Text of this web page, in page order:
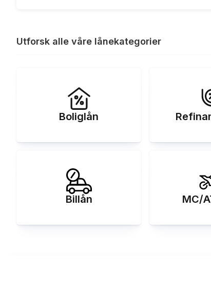
Renteeksempel:
Utforsk alle våre lånekategorier
Boliglån
Billån MC/